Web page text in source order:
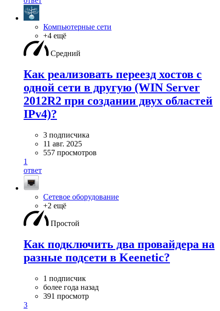
Компьютерные сети
+4 ещё
Средний
Как реализовать переезд хостов с
одной сети в другую (WIN Server
2012R2 при создании двух областей
IPv4)?
3 подписчика
11 авг. 2025
557 просмотров
1
ответ
Сетевое оборудование
+2 ещё
Простой
Как подключить два провайдера на
разные подсети в Keenetic?
1 подписчик
более года назад
391 просмотр
3